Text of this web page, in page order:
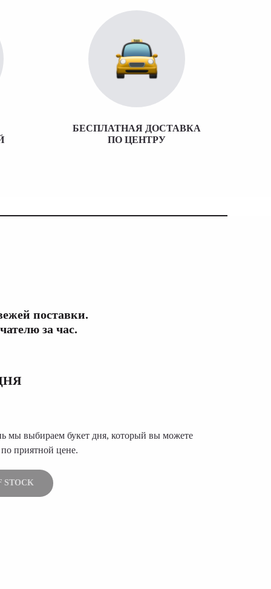
БЕСПЛАТНАЯ ДОСТАВКА
ПО ЦЕНТРУ
поставки.
за час.
мы выбираем букет дня, который вы можете
приятной цене.
STOCK